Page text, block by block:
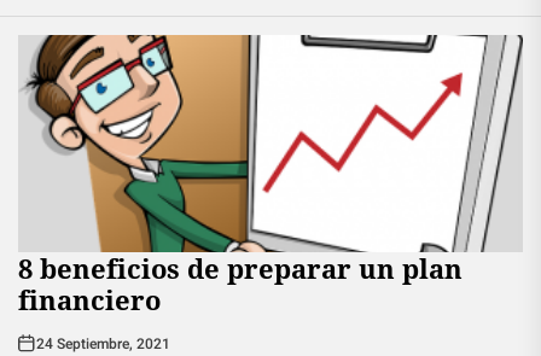
8 beneficios de preparar un plan
financiero
24 Septiembre, 2021